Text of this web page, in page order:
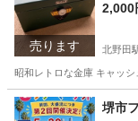
売ります
2,000
北野田
昭和レトロな金庫 キャッ
大阪 堺市 北野田
堺市